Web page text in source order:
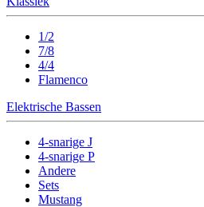
1/2
7/8
4/4
Flamenco
Elektrische Bassen
4-snarige J
4-snarige P
Andere
Sets
Mustang